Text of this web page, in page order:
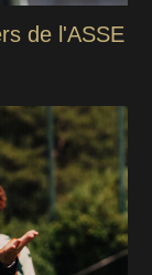
de l'ASSE